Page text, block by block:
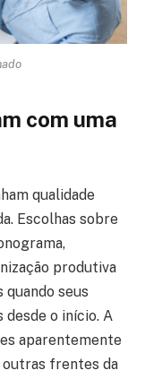
com uma
qualidade
Escolhas sobre
produtiva
seus
o início. A
aparentemente
outras frentes da